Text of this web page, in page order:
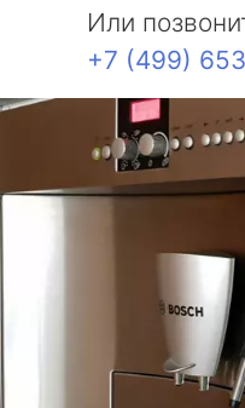
Или
+7 (499)